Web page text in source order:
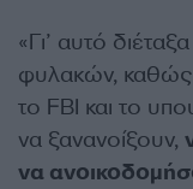
«Γι’ αυτό
φυλακών, καθώς
το FBI και το
να ξανανοίξουν,
να